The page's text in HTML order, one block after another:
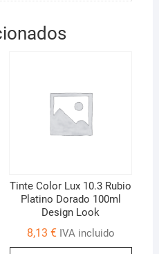
Tinte Color Lux 10.3 Rubio
Platino Dorado 100ml
Design Look
8,13 € IVA incluido